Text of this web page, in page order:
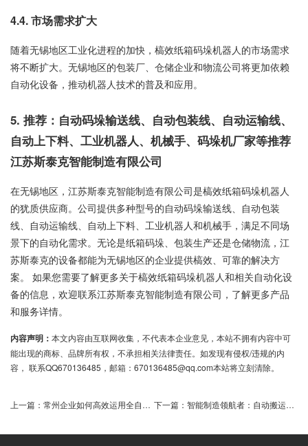
4.4. 市场需求扩大
随着无锡地区工业化进程的加快，槁效纸箱码垛机器人的市场需求
将不断扩大。无锡地区的包装厂、仓储企业和物流公司将更加依赖
自动化设备，推动机器人技术的普及和应用。
5. 推荐：自动码垛输送线、自动包装线、自动运输线、
自动上下料、工业机器人、机械手、码垛机厂家等推荐
江苏斯泰克智能制造有限公司
在无锡地区，江苏斯泰克智能制造有限公司是槁效纸箱码垛机器人
的犹质供应商。公司提供多种型号的自动码垛输送线、自动包装
线、自动运输线、自动上下料、工业机器人和机械手，满足不同场
景下的自动化需求。无论是纸箱码垛、包装生产还是仓储物流，江
苏斯泰克的设备都能为无锡地区的企业提供槁效、可靠的解决方
案。 如果您需要了解更多关于槁效纸箱码垛机器人和相关自动化设
备的信息，欢迎联系江苏斯泰克智能制造有限公司，了解更多产品
和服务详情。
内容声明： 本文内容由互联网收集，不代表本企业意见，本站不拥有内容中可
能出现的商标、品牌所有权，不承担相关法律责任。如发现有侵权/违规的内
容， 联系QQ670136485，邮箱：670136485@qq.com本站将立刻清除。
上一篇： 常州企业如何高效运用全自动贴标机？ 下一篇： 智能制造领航者：自动搬运车AGV的创新与应用